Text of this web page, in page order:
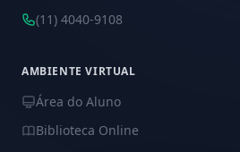
(11) 4040-9108
AMBIENTE VIRTUAL
Área do Aluno
Biblioteca Online